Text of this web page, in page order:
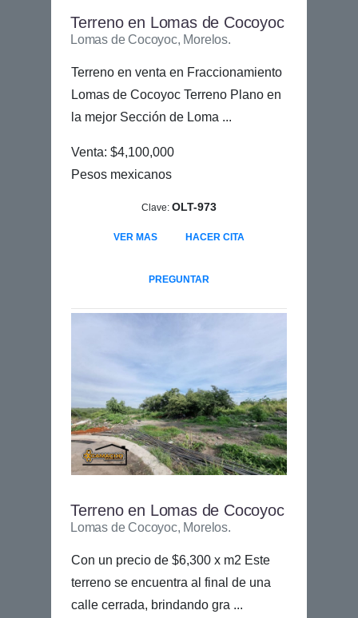
Terreno en Lomas de Cocoyoc
Lomas de Cocoyoc, Morelos.
Terreno en venta en Fraccionamiento
Lomas de Cocoyoc Terreno Plano en
la mejor Sección de Loma ...
Venta: $4,100,000
Pesos mexicanos
Clave: OLT-973
VER MAS HACER CITA
PREGUNTAR
Terreno en Lomas de Cocoyoc
Lomas de Cocoyoc, Morelos.
Con un precio de $6,300 x m2 Este
terreno se encuentra al final de una
calle cerrada, brindando gra ...